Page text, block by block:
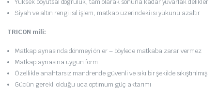
Siyah ve altın rengi ısıl işlem, matkap üzerindeki ısı yükünü azaltır
TRICON mili:
Matkap aynasında dönmeyi önler – böylece matkaba zarar vermez
Matkap aynasına uygun form
Özellikle anahtarsız mandrende güvenli ve sıkı bir şekilde sıkıştırılmış
Gücün gerekli olduğu uca optimum güç aktarımı